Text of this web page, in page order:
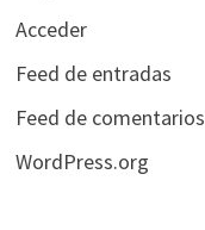
Acceder
Feed de entradas
Feed de comentarios
WordPress.org